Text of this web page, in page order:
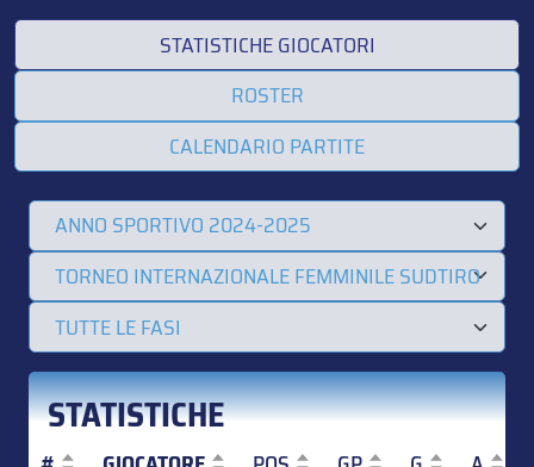
STATISTICHE GIOCATORI
ROSTER
CALENDARIO PARTITE
STATISTICHE